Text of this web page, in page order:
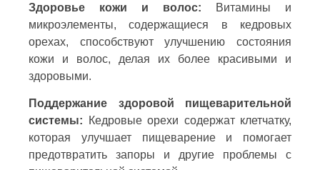
Здоровье кожи и волос: Витамины и
микроэлементы, содержащиеся в кедровых
орехах, способствуют улучшению состояния
кожи и волос, делая их более красивыми и
здоровыми.
Поддержание здоровой пищеварительной
системы: Кедровые орехи содержат клетчатку,
которая улучшает пищеварение и помогает
предотвратить запоры и другие проблемы с